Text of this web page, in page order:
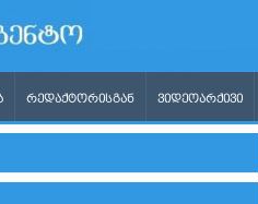
ᲠᲔᲓᲐᲥᲢᲝᲠᲘᲡᲒᲐᲜ ᲕᲘᲓᲔᲝᲐᲠᲥᲘᲕᲘ